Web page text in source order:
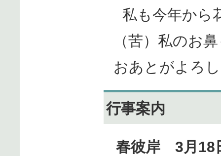
私も今年から
（苦）私のお
おあとがよろ
行事案内
春彼岸 3月18